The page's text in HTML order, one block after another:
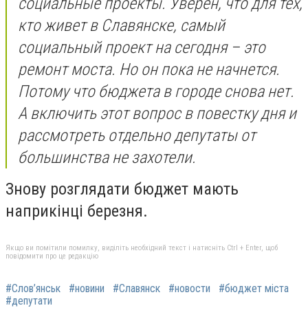
кто живет в Славянске, самый
социальный проект на сегодня – это
ремонт моста. Но он пока не начнется.
Потому что бюджета в городе снова нет.
А включить этот вопрос в повестку дня и
рассмотреть отдельно депутаты от
большинства не захотели.
Знову розглядати бюджет мають
наприкінці березня.
Якщо ви помітили помилку, виділіть необхідний текст і натисніть Ctrl + Enter, щоб
повідомити про це редакцію
#Слов’янськ #новини #Славянск #новости
#бюджет міста
#депутати